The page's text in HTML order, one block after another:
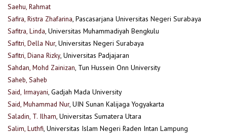
Saehu, Rahmat
Safira, Ristra Zhafarina, Pascasarjana Universitas Negeri Surabaya
Safitra, Linda, Universitas Muhammadiyah Bengkulu
Safitri, Della Nur, Universitas Negeri Surabaya
Safitri, Diana Rizky, Universitas Padjajaran
Sahdan, Mohd Zainizan, Tun Hussein Onn University
Saheb, Saheb
Said, Irmayani, Gadjah Mada University
Said, Muhammad Nur, UIN Sunan Kalijaga Yogyakarta
Saladin, T. Ilham, Universitas Sumatera Utara
Salim, Luthfi, Universitas Islam Negeri Raden Intan Lampung